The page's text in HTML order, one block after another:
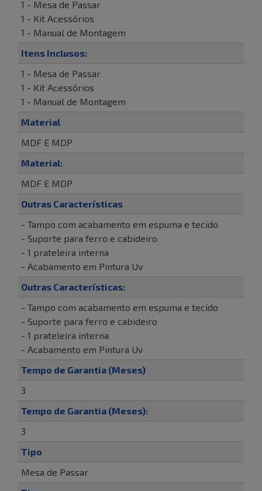
1 - Mesa de Passar
1 - Kit Acessórios
1 - Manual de Montagem
Itens Inclusos:
1 - Mesa de Passar
1 - Kit Acessórios
1 - Manual de Montagem
Material
MDF E MDP
Material:
MDF E MDP
Outras Características
- Tampo com acabamento em espuma e tecido
- Suporte para ferro e cabideiro
- 1 prateleira interna
- Acabamento em Pintura Uv
Outras Características:
- Tampo com acabamento em espuma e tecido
- Suporte para ferro e cabideiro
- 1 prateleira interna
- Acabamento em Pintura Uv
Tempo de Garantia (Meses)
3
Tempo de Garantia (Meses):
3
Tipo
Mesa de Passar